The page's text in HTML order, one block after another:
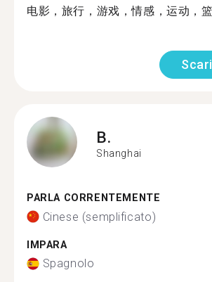
电影，旅行，游戏，情感，运动，
B.
Shanghai
PARLA CORRENTEMENTE
Cinese (semplificato)
IMPARA
Spagnolo